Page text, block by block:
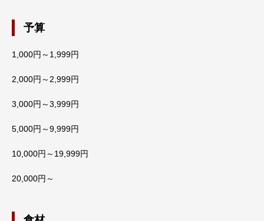
予算
1,000円～1,999円
2,000円～2,999円
3,000円～3,999円
5,000円～9,999円
10,000円～19,999円
20,000円～